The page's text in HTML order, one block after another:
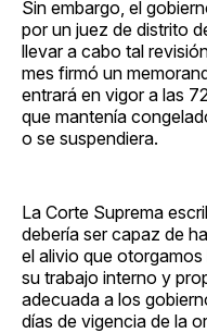
Sin embargo, el
por un juez de distrito
llevar a cabo tal
mes firmó un
entrará en vigor a las
que mantenía
o se suspendiera.
La Corte Suprema
debería ser capaz de
el alivio que
su trabajo interno y
adecuada a los
días de vigencia de la